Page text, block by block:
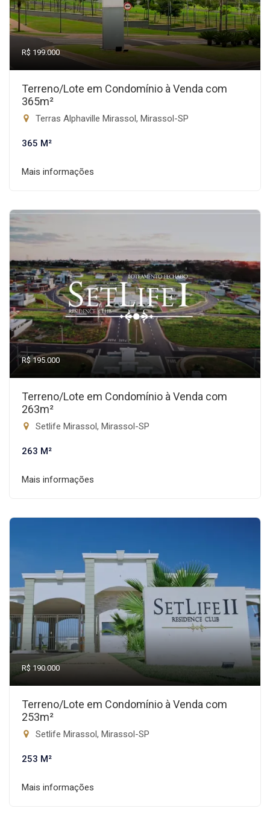
R$ 199.000
Terreno/Lote em Condomínio à Venda com
365m²
Terras Alphaville Mirassol, Mirassol-SP
365 M²
Mais informações
R$ 195.000
Terreno/Lote em Condomínio à Venda com
263m²
Setlife Mirassol, Mirassol-SP
263 M²
Mais informações
R$ 190.000
Terreno/Lote em Condomínio à Venda com
253m²
Setlife Mirassol, Mirassol-SP
253 M²
Mais informações